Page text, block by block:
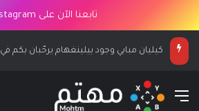
تابعنا الآن على Instagram
كيليان مبابي وجود بيلينغهام يرحّبان بكم في EA SPORTS FC 27
القائمة